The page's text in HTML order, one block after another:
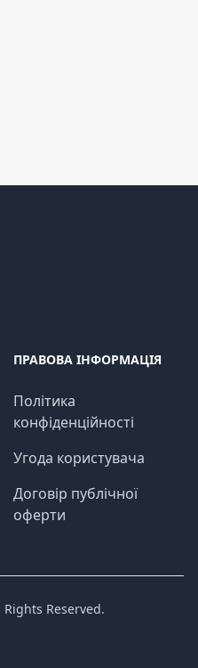
ПРАВОВА ІНФОРМАЦІЯ
Політика
конфіденційності
Угода користувача
Договір публічної
оферти
Rights Reserved.